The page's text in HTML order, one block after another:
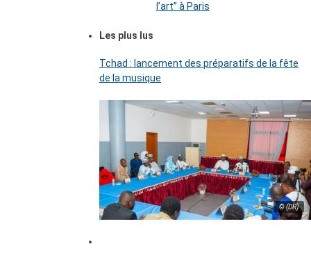
l’art’’ à Paris
Les plus lus
Tchad : lancement des préparatifs de la fête
de la musique
© (DR)